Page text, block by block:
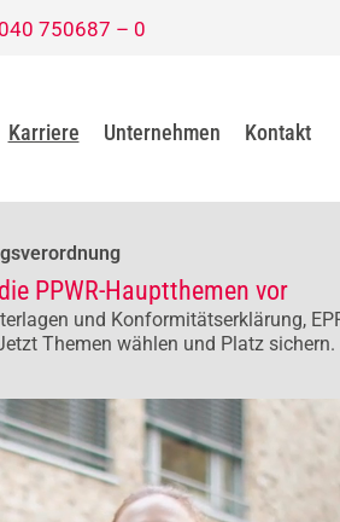
040 750687 – 0
Karriere Unternehmen Kontakt
PPWR-Hauptthemen vor
und Konformitätserklärung,
Themen wählen und Platz sichern.